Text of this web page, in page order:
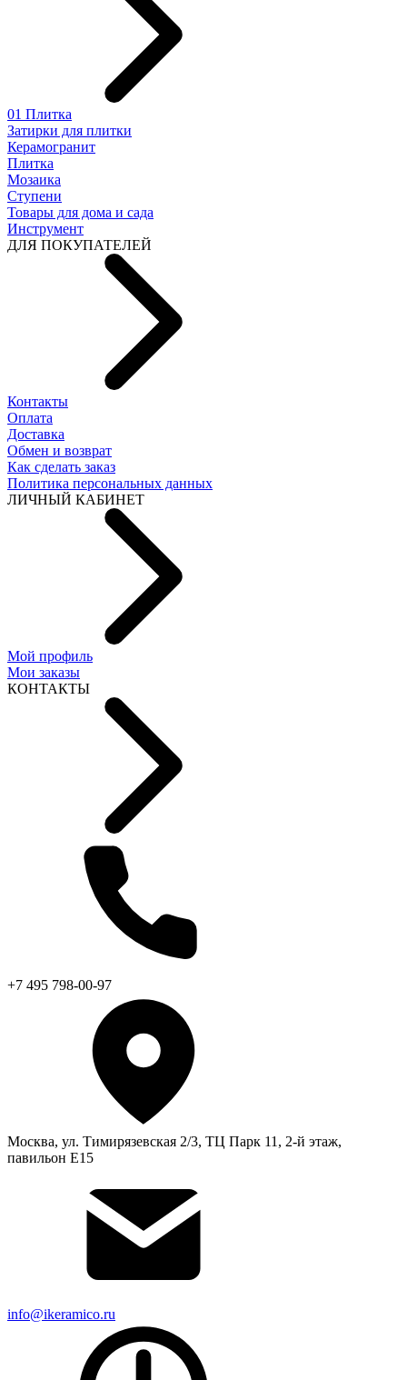
01 Плитка
Затирки для плитки
Керамогранит
Плитка
Мозаика
Ступени
Товары для дома и сада
Инструмент
ДЛЯ ПОКУПАТЕЛЕЙ
Контакты
Оплата
Доставка
Обмен и возврат
Как сделать заказ
Политика персональных данных
ЛИЧНЫЙ КАБИНЕТ
Мой профиль
Мои заказы
КОНТАКТЫ
+7 495 798-00-97
Москва, ул. Тимирязевская 2/3, ТЦ Парк 11, 2-й этаж,
павильон Е15
info@ikeramico.ru